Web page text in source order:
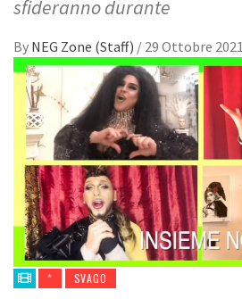
sfideranno durante
By NEG Zone (Staff) / 29 Ottobre 2021
* SVAGO